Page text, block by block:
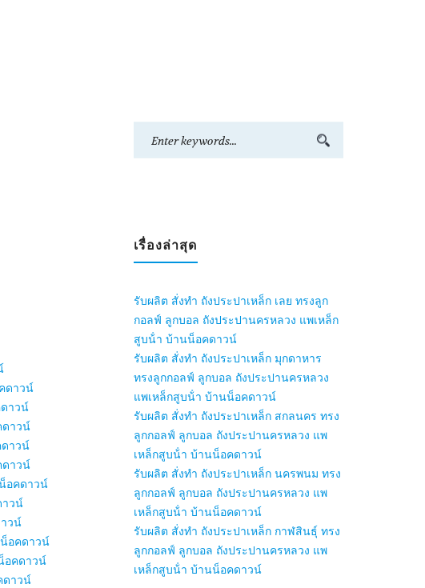
ดาวน์
าวน์
ดาวน์
าวน์
ดาวน์
อคดาวน์
าวน์
วน์
อคดาวน์
อคดาวน์
ดาวน์
เรื่องล่าสุด
รับผลิต สั่งทำ ถังประปาเหล็ก เลย ทรงลูก
กอลฟ์ ลูกบอล ถังประปานครหลวง แพเหล็ก
สูบน้ํา บ้านน็อคดาวน์
รับผลิต สั่งทำ ถังประปาเหล็ก มุกดาหาร
ทรงลูกกอลฟ์ ลูกบอล ถังประปานครหลวง
แพเหล็กสูบน้ํา บ้านน็อคดาวน์
รับผลิต สั่งทำ ถังประปาเหล็ก สกลนคร ทรง
ลูกกอลฟ์ ลูกบอล ถังประปานครหลวง แพ
เหล็กสูบน้ํา บ้านน็อคดาวน์
รับผลิต สั่งทำ ถังประปาเหล็ก นครพนม ทรง
ลูกกอลฟ์ ลูกบอล ถังประปานครหลวง แพ
เหล็กสูบน้ํา บ้านน็อคดาวน์
รับผลิต สั่งทำ ถังประปาเหล็ก กาฬสินธุ์ ทรง
ลูกกอลฟ์ ลูกบอล ถังประปานครหลวง แพ
เหล็กสูบน้ํา บ้านน็อคดาวน์